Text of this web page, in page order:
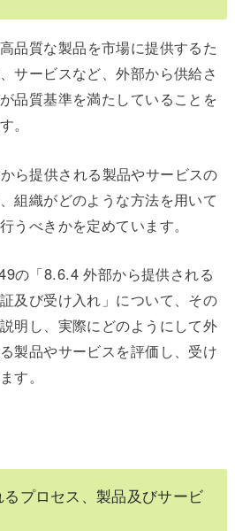
高品質な製品を市場に提供するた
サービスなど、外部から供給さ
品質基準を満たしていることを
。
ら提供される製品やサービスの
組織がどのような方法を用いて
うべきかを定めています。
の「8.6.4 外部から提供される
及び受け入れ」について、その
明し、実際にどのようにして外
製品やサービスを評価し、受け
す。
プロセス、製品及びサービ